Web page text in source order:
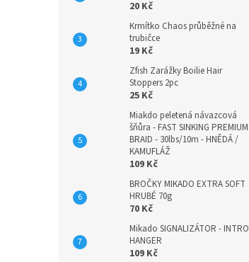
20 Kč
Krmítko Chaos průběžné na
trubičce
19 Kč
Zfish Zarážky Boilie Hair
Stoppers 2pc
25 Kč
Miakdo peletená návazcová
šňůra - FAST SINKING PREMIUM
BRAID - 30lbs/10m - HNĚDÁ /
KAMUFLÁŽ
109 Kč
BROČKY MIKADO EXTRA SOFT
HRUBÉ 70g
70 Kč
Mikado SIGNALIZÁTOR - INTRO
HANGER
109 Kč